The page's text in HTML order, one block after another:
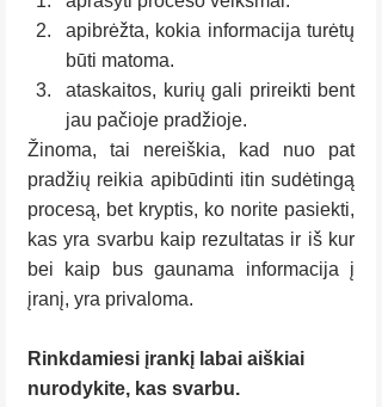
apibrėžta, kokia informacija turėtų
būti matoma.
ataskaitos, kurių gali prireikti bent
jau pačioje pradžioje.
Žinoma, tai nereiškia, kad nuo pat
pradžių reikia apibūdinti itin sudėtingą
procesą, bet kryptis, ko norite pasiekti,
kas yra svarbu kaip rezultatas ir iš kur
bei kaip bus gaunama informacija į
įranį, yra privaloma.
Rinkdamiesi įrankį labai aiškiai
nurodykite, kas svarbu.